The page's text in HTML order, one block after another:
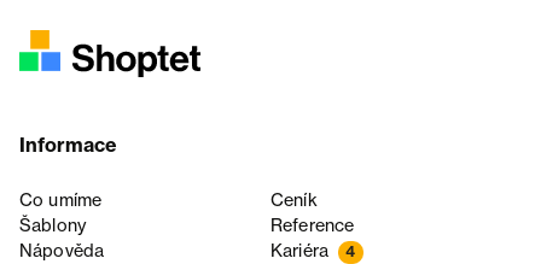
Informace
Co umíme
Ceník
Šablony
Reference
Nápověda
Kariéra 4